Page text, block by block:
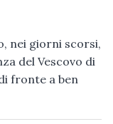
nei giorni scorsi,
del Vescovo di
fronte a ben